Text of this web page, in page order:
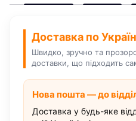
Доставка по
Швидко, зручно та
доставки, що підходить
Нова пошта — до
Доставка у будь-яке